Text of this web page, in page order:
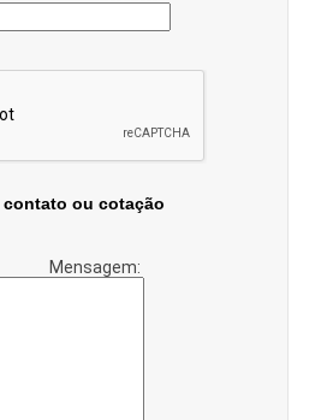
contato ou cotação
Mensagem: